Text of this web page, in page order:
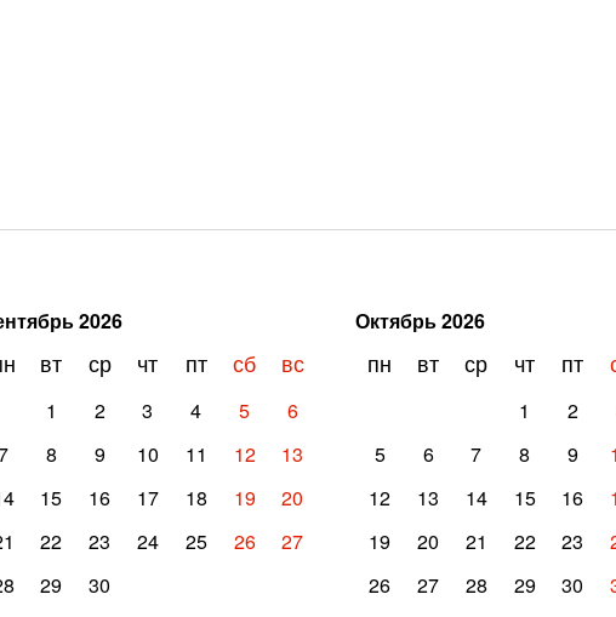
2026
вт ср чт пт сб вс
1 2 3 4 5
6
8 9 10 11 12
13
15 16 17 18 19
20
22 23 24 25 26
27
29 30
Октябрь2026
пн вт ср чт пт
1 2
5
6 7 8 9
12
13 14 15 16
19
20 21 22 23
26
27 28 29 30